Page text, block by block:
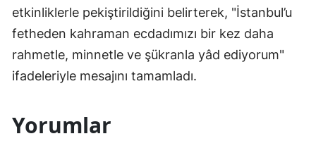
etkinliklerle pekiştirildiğini belirterek, "İstanbul’u
fetheden kahraman ecdadımızı bir kez daha
rahmetle, minnetle ve şükranla yâd ediyorum"
ifadeleriyle mesajını tamamladı.
Yorumlar